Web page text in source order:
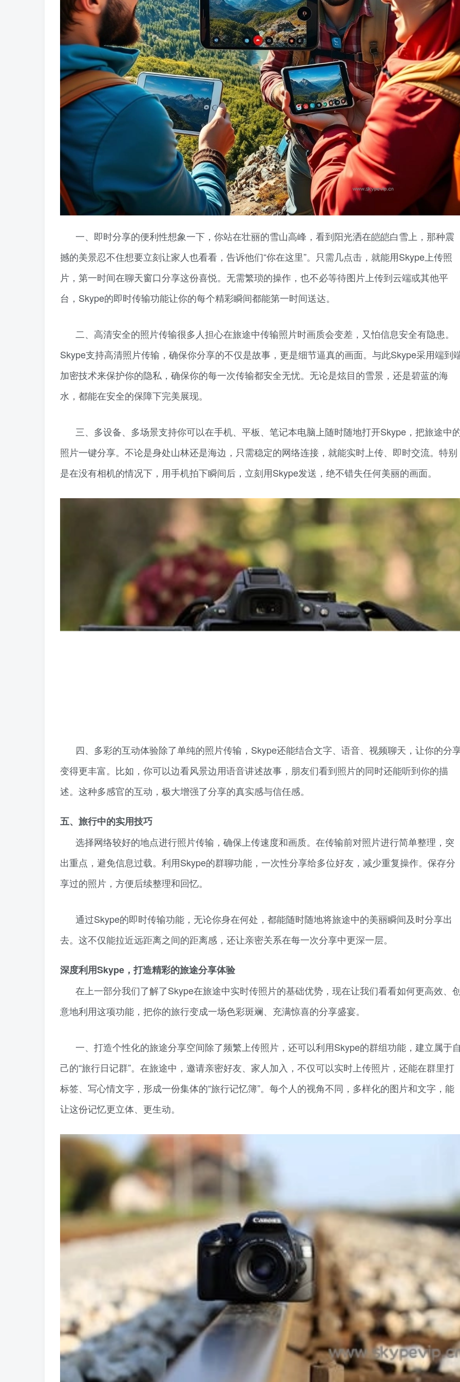
一、即时分享的便利性想象一下，你站在壮丽的雪山高峰，看到阳光洒在皑皑白雪上，那种震
撼的美景忍不住想要立刻让家人也看看，告诉他们“你在这里”。只需几点击，就能用Skype上传照
片，第一时间在聊天窗口分享这份喜悦。无需繁琐的操作，也不必等待图片上传到云端或其他平
台，Skype的即时传输功能让你的每个精彩瞬间都能第一时间送达。
二、高清安全的照片传输很多人担心在旅途中传输照片时画质会变差，又怕信息安全有隐患。
Skype支持高清照片传输，确保你分享的不仅是故事，更是细节逼真的画面。与此Skype采用端到
加密技术来保护你的隐私，确保你的每一次传输都安全无忧。无论是炫目的雪景，还是碧蓝的海
水，都能在安全的保障下完美展现。
三、多设备、多场景支持你可以在手机、平板、笔记本电脑上随时随地打开Skype，把旅途中
照片一键分享。不论是身处山林还是海边，只需稳定的网络连接，就能实时上传、即时交流。特别
是在没有相机的情况下，用手机拍下瞬间后，立刻用Skype发送，绝不错失任何美丽的画面。
四、多彩的互动体验除了单纯的照片传输，Skype还能结合文字、语音、视频聊天，让你的分
变得更丰富。比如，你可以边看风景边用语音讲述故事，朋友们看到照片的同时还能听到你的描
述。这种多感官的互动，极大增强了分享的真实感与信任感。
五、旅行中的实用技巧
选择网络较好的地点进行照片传输，确保上传速度和画质。在传输前对照片进行简单整理，突
出重点，避免信息过载。利用Skype的群聊功能，一次性分享给多位好友，减少重复操作。保存分
享过的照片，方便后续整理和回忆。
通过Skype的即时传输功能，无论你身在何处，都能随时随地将旅途中的美丽瞬间及时分享出
去。这不仅能拉近远距离之间的距离感，还让亲密关系在每一次分享中更深一层。
深度利用Skype，打造精彩的旅途分享体验
在上一部分我们了解了Skype在旅途中实时传照片的基础优势，现在让我们看看如何更高效、
意地利用这项功能，把你的旅行变成一场色彩斑斓、充满惊喜的分享盛宴。
一、打造个性化的旅途分享空间除了频繁上传照片，还可以利用Skype的群组功能，建立属于
己的“旅行日记群”。在旅途中，邀请亲密好友、家人加入，不仅可以实时上传照片，还能在群里打
标签、写心情文字，形成一份集体的“旅行记忆簿”。每个人的视角不同，多样化的图片和文字，能
让这份记忆更立体、更生动。